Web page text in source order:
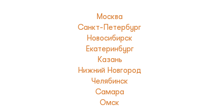
Москва
Санкт-Петербург
Новосибирск
Екатеринбург
Казань
Нижний Новгород
Челябинск
Самара
Омск